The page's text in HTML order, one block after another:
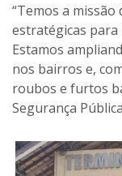
“Temos a
estratégicas para
Estamos
nos bairros e,
roubos e furtos
Segurança